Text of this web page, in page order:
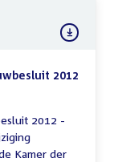
2012
2012 -
Kamer der